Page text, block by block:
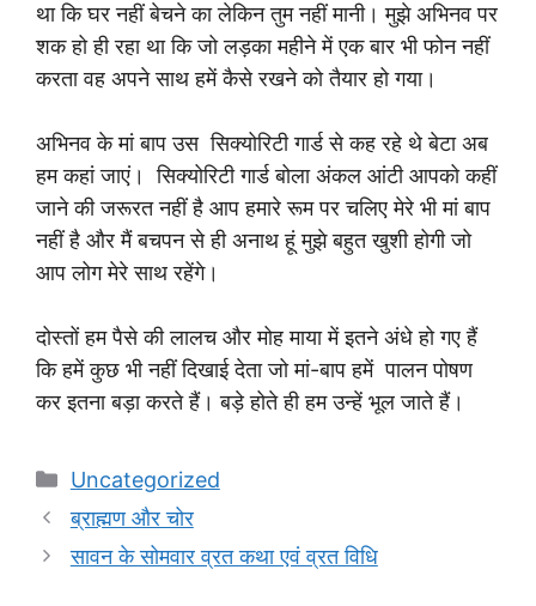
था कि घर नहीं बेचने का लेकिन तुम नहीं मानी। मुझे अभिनव पर
शक हो ही रहा था कि जो लड़का महीने में एक बार भी फोन नहीं
करता वह अपने साथ हमें कैसे रखने को तैयार हो गया।
अभिनव के मां बाप उस सिक्योरिटी गार्ड से कह रहे थे बेटा अब
हम कहां जाएं। सिक्योरिटी गार्ड बोला अंकल आंटी आपको कहीं
जाने की जरूरत नहीं है आप हमारे रूम पर चलिए मेरे भी मां बाप
नहीं है और मैं बचपन से ही अनाथ हूं मुझे बहुत खुशी होगी जो
आप लोग मेरे साथ रहेंगे।
दोस्तों हम पैसे की लालच और मोह माया में इतने अंधे हो गए हैं
कि हमें कुछ भी नहीं दिखाई देता जो मां-बाप हमें पालन पोषण
कर इतना बड़ा करते हैं। बड़े होते ही हम उन्हें भूल जाते हैं।
Categories
Uncategorized
ब्राह्मण और चोर
सावन के सोमवार व्रत कथा एवं व्रत विधि